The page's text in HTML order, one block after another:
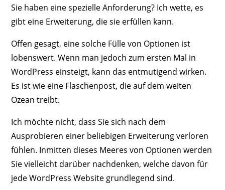
Sie haben eine spezielle Anforderung? Ich wette, es
gibt eine Erweiterung, die sie erfüllen kann.
Offen gesagt, eine solche Fülle von Optionen ist
lobenswert. Wenn man jedoch zum ersten Mal in
WordPress einsteigt, kann das entmutigend wirken.
Es ist wie eine Flaschenpost, die auf dem weiten
Ozean treibt.
Ich möchte nicht, dass Sie sich nach dem
Ausprobieren einer beliebigen Erweiterung verloren
fühlen. Inmitten dieses Meeres von Optionen werden
Sie vielleicht darüber nachdenken, welche davon für
jede WordPress Website grundlegend sind.